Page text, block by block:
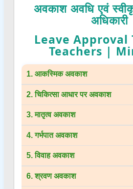
अवकाश अवधि एवं
अधिकारी
Leave Approval
Teachers |
1. आकस्मिक अवकाश
2. चिकित्सा आधार पर अवकाश
3. मातृत्व अवकाश
4. गर्भपात अवकाश
5. विवाह अवकाश
6. श्रवण अवकाश